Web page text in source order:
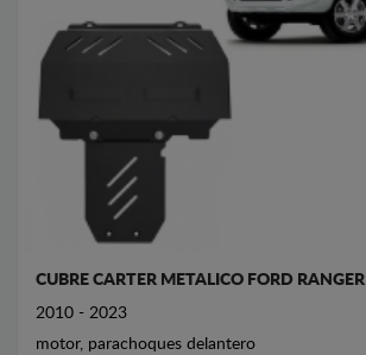
CUBRE CARTER METALICO FORD RANGER
2010 - 2023
motor, parachoques delantero